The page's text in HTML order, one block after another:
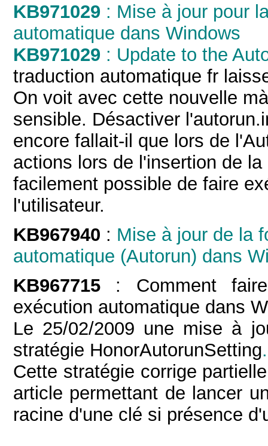
KB971029 : Mise à jour pour
automatique dans Windows
KB971029 : Update to the
traduction automatique fr
On voit avec cette nouvelle
sensible. Désactiver
encore fallait-il que lors de
actions lors de l'insertion de
facilement possible de faire
l'utilisateur.
KB967940 : Mise à jour de la
automatique (Autorun) dans
KB967715 : Comment
exécution automatique dans
Le 25/02/2009 une mise à
stratégie HonorAutorunSetting
Cette stratégie corrige
article permettant de lancer
racine d'une clé si présence